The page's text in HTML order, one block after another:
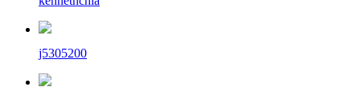
j5305200